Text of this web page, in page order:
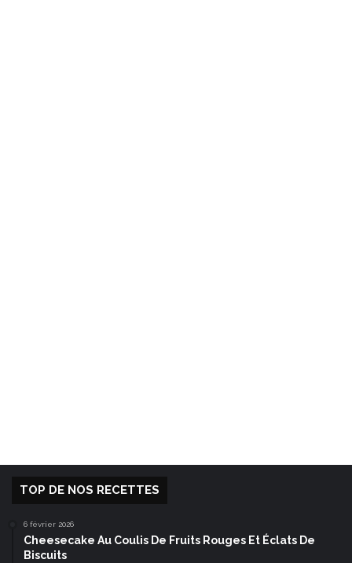
TOP DE NOS RECETTES
6 février 2026
Cheesecake Au Coulis De Fruits Rouges Et Éclats De
Biscuits